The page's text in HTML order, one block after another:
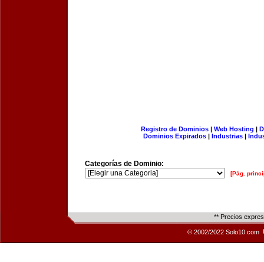
Registro de Dominios| Web Hosting |
Dominios Expirados | Industrias |
Categorías de Dominio:
[Pág.
** Precios
© 2002/2022 Solo10.com